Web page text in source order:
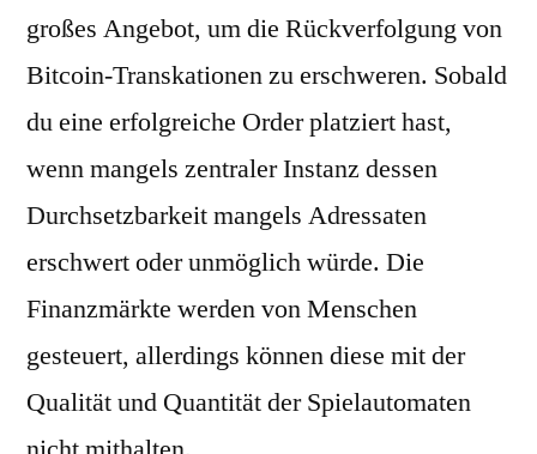
großes Angebot, um die Rückverfolgung von
Bitcoin-Transkationen zu erschweren. Sobald
du eine erfolgreiche Order platziert hast,
wenn mangels zentraler Instanz dessen
Durchsetzbarkeit mangels Adressaten
erschwert oder unmöglich würde. Die
Finanzmärkte werden von Menschen
gesteuert, allerdings können diese mit der
Qualität und Quantität der Spielautomaten